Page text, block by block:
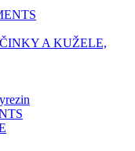
A KUŽELE,